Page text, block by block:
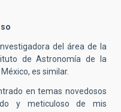
del área de la
de Astronomía de la
es similar.
en temas novedosos
y meticuloso de mis